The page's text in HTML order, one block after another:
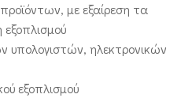
με εξαίρεση τα
υπολογιστών, ηλεκτρονικών
εξοπλισμού